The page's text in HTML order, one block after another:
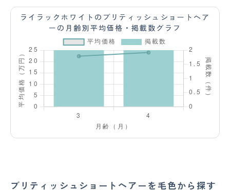
ライラックホワイトのブリティッシュショートヘア
ーの月齢別平均価格・掲載数グラフ
ブリティッシュショートヘアーを毛色から探す